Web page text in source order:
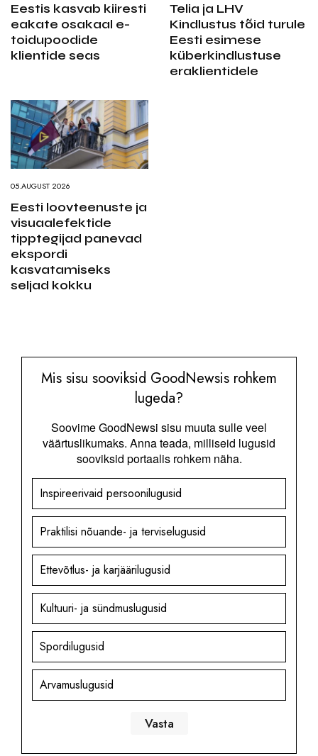
Eestis kasvab kiiresti
eakate osakaal e-
toidupoodide
klientide seas
Telia ja LHV
Kindlustus tõid turule
Eesti esimese
küberkindlustuse
eraklientidele
05.AUGUST 2026
Eesti loovteenuste ja
visuaalefektide
tipptegijad panevad
ekspordi
kasvatamiseks
seljad kokku
Mis sisu sooviksid GoodNewsis rohkem
lugeda?
Soovime GoodNewsi sisu muuta sulle veel
väärtuslikumaks. Anna teada, milliseid lugusid
sooviksid portaalis rohkem näha.
Inspireerivaid persoonilugusid
Praktilisi nõuande- ja terviselugusid
Ettevõtlus- ja karjäärilugusid
Kultuuri- ja sündmuslugusid
Spordilugusid
Arvamuslugusid